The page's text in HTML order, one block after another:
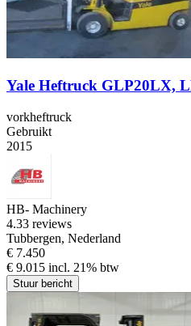
Yale Heftruck GLP20LX,
vorkheftruck
Gebruikt
2015
HB- Machinery
4.33 reviews
Tubbergen, Nederland
€ 7.450
€ 9.015 incl. 21% btw
Stuur bericht